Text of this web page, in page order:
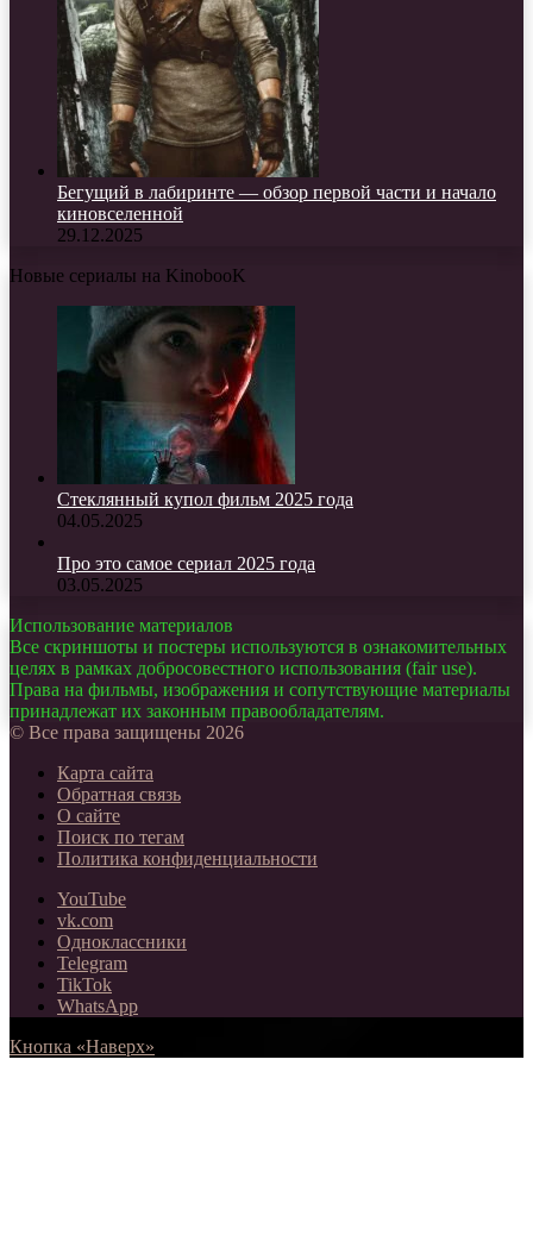
Бегущий в лабиринте — обзор первой части и начало
киновселенной
29.12.2025
Новые сериалы на KinobooK
Стеклянный купол фильм 2025 года
04.05.2025
Про это самое сериал 2025 года
03.05.2025
Использование материалов
Все скриншоты и постеры используются в ознакомительных
целях в рамках добросовестного использования (fair use).
Права на фильмы, изображения и сопутствующие материалы
принадлежат их законным правообладателям.
© Все права защищены 2026
Карта сайта
Обратная связь
О сайте
Поиск по тегам
Политика конфиденциальности
YouTube
vk.com
Одноклассники
Telegram
TikTok
WhatsApp
Кнопка «Наверх»